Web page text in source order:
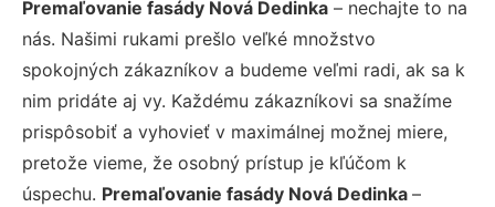
Premaľovanie fasády Nová Dedinka – nechajte to na
nás. Našimi rukami prešlo veľké množstvo
spokojných zákazníkov a budeme veľmi radi, ak sa k
nim pridáte aj vy. Každému zákazníkovi sa snažíme
prispôsobiť a vyhovieť v maximálnej možnej miere,
pretože vieme, že osobný prístup je kľúčom k
úspechu. Premaľovanie fasády Nová Dedinka –